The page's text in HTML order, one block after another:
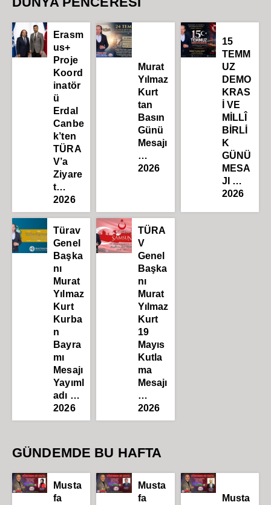
Erasm
us+
Proje
Koord
inatör
ü
Erdal
Canbe
k’ten
TÜRA
V’a
Ziyare
t…
2026
Murat
Yılmaz
Kurt
tan
Basın
Günü
Mesajı
…
2026
15
TEMM
UZ
DEMO
KRAS
İ VE
MİLLÎ
BİRLİ
K
GÜNÜ
MESA
JI …
2026
Türav
Genel
Başka
nı
Murat
Yılmaz
Kurt
Kurba
n
Bayra
mı
Mesajı
Yayıml
adı …
2026
TÜRA
V
Genel
Başka
nı
Murat
Yılmaz
Kurt
19
Mayıs
Kutla
ma
Mesajı
…
2026
GÜNDEMDE BU HAFTA
Musta
fa
Musta
fa
Musta